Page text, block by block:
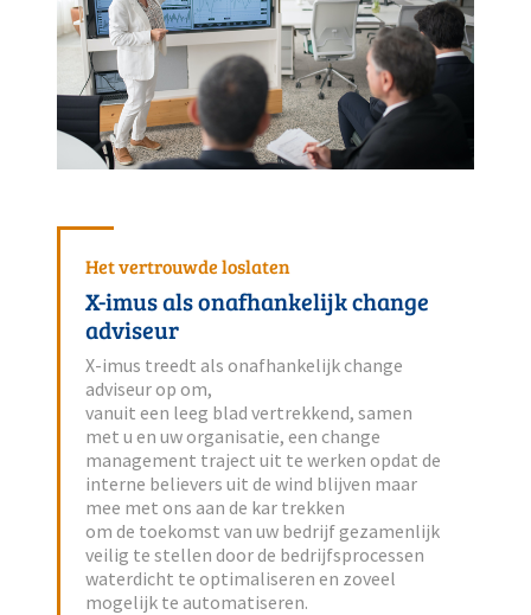
Het vertrouwde loslaten
X-imus als onafhankelijk change
adviseur
X-imus treedt als onafhankelijk change
adviseur op om,
vanuit een leeg blad vertrekkend, samen
met u en uw organisatie, een change
management traject uit te werken opdat de
interne believers uit de wind blijven maar
mee met ons aan de kar trekken
om de toekomst van uw bedrijf gezamenlijk
veilig te stellen door de bedrijfsprocessen
waterdicht te optimaliseren en zoveel
mogelijk te automatiseren.